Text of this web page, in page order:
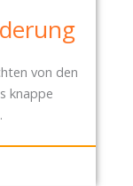
von den
knappe